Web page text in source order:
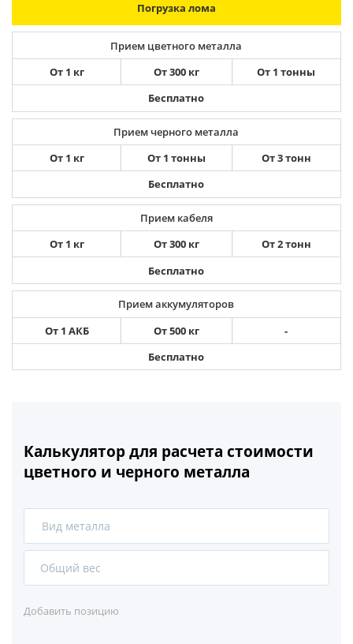
Погрузка лома
Прием цветного металла
От 1 кг
От 300 кг
От 1 тонны
Бесплатно
Прием черного металла
От 1 кг
От 1 тонны
От 3 тонн
Бесплатно
Прием кабеля
От 1 кг
От 300 кг
От 2 тонн
Бесплатно
Прием аккумуляторов
От 1 АКБ
От 500 кг
-
Бесплатно
Калькулятор для расчета стоимости
цветного и черного металла
Вид металла
Сталь
Добавить позицию